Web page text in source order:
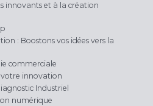
innovants et à la création
: Boostons vos idées vers la
commerciale
innovation
Industriel
numérique